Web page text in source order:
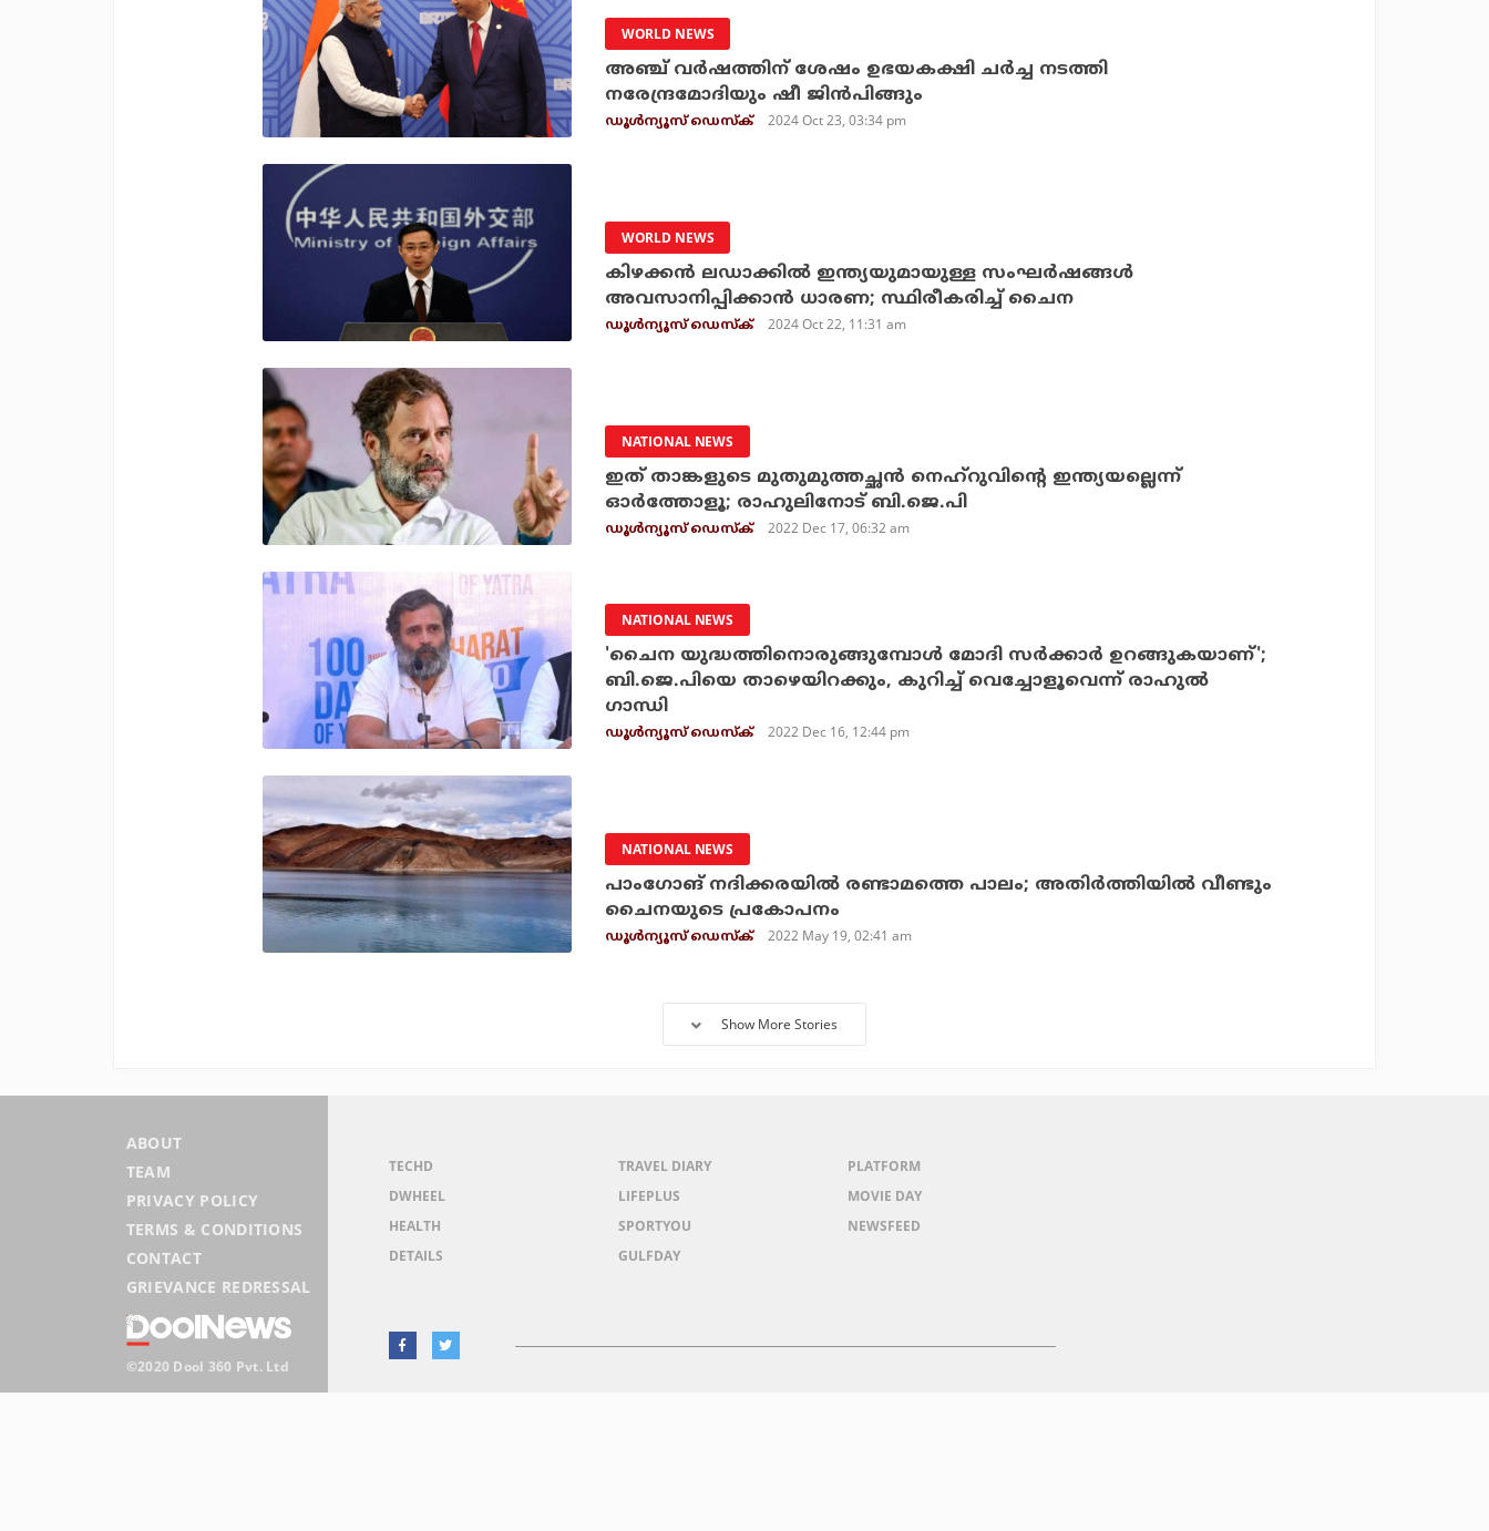
WORLD NEWS
അഞ്ച് വര്‍ഷത്തിന് ശേഷം ഉഭയകക്ഷി ചര്‍ച്ച നടത്തി
നരേന്ദ്രമോദിയും ഷീ ജിന്‍പിങ്ങും
ഡൂള്‍ന്യൂസ് ഡെസ്‌ക് 2024 Oct 23, 03:34 pm
WORLD NEWS
കിഴക്കന്‍ ലഡാക്കില്‍ ഇന്ത്യയുമായുള്ള സംഘര്‍ഷങ്ങള്‍
അവസാനിപ്പിക്കാന്‍ ധാരണ; സ്ഥിരീകരിച്ച് ചൈന
ഡൂള്‍ന്യൂസ് ഡെസ്‌ക് 2024 Oct 22, 11:31 am
NATIONAL NEWS
ഇത് താങ്കളുടെ മുതുമുത്തച്ഛന്‍ നെഹ്‌റുവിന്റെ ഇന്ത്യയല്ലെന്ന്
ഓര്‍ത്തോളൂ; രാഹുലിനോട് ബി.ജെ.പി
ഡൂള്‍ന്യൂസ് ഡെസ്‌ക് 2022 Dec 17, 06:32 am
NATIONAL NEWS
'ചൈന യുദ്ധത്തിനൊരുങ്ങുമ്പോള്‍ മോദി സര്‍ക്കാര്‍ ഉറങ്ങുകയാണ്';
ബി.ജെ.പിയെ താഴെയിറക്കും, കുറിച്ച് വെച്ചോളൂവെന്ന് രാഹുല്‍
ഗാന്ധി
ഡൂള്‍ന്യൂസ് ഡെസ്‌ക് 2022 Dec 16, 12:44 pm
NATIONAL NEWS
പാംഗോങ് നദിക്കരയില്‍ രണ്ടാമത്തെ പാലം; അതിര്‍ത്തിയില്‍ വീണ്ടും
ചൈനയുടെ പ്രകോപനം
ഡൂള്‍ന്യൂസ് ഡെസ്‌ക് 2022 May 19, 02:41 am
Show More Stories
ABOUT
TEAM
PRIVACY POLICY
TERMS & CONDITIONS
CONTACT
GRIEVANCE REDRESSAL
©2020 Dool 360 Pvt. Ltd
TECHD
DWHEEL
HEALTH
DETAILS
TRAVEL DIARY
LIFEPLUS
SPORTYOU
GULFDAY
PLATFORM
MOVIE DAY
NEWSFEED